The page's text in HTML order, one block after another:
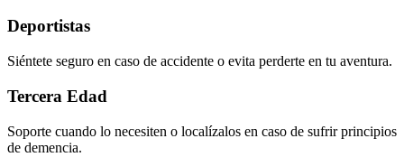
Deportistas
Siéntete seguro en caso de accidente o evita perderte en tu aventura.
Tercera Edad
Soporte cuando lo necesiten o localízalos en caso de sufrir principios
de demencia.